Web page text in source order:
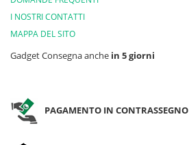
I NOSTRI CONTATTI
MAPPA DEL SITO
Gadget Consegna anche in 5 giorni
PAGAMENTO IN CONTRASSEGNO